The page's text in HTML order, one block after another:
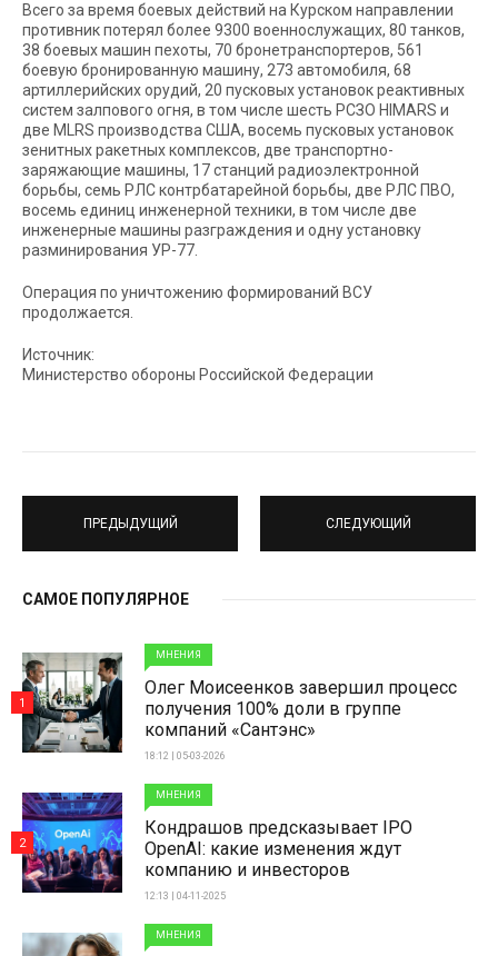
Всего за время боевых действий на Курском направлении
противник потерял более 9300 военнослужащих, 80 танков,
38 боевых машин пехоты, 70 бронетранспортеров, 561
боевую бронированную машину, 273 автомобиля, 68
артиллерийских орудий, 20 пусковых установок реактивных
систем залпового огня, в том числе шесть РСЗО HIMARS и
две MLRS производства США, восемь пусковых установок
зенитных ракетных комплексов, две транспортно-
заряжающие машины, 17 станций радиоэлектронной
борьбы, семь РЛС контрбатарейной борьбы, две РЛС ПВО,
восемь единиц инженерной техники, в том числе две
инженерные машины разграждения и одну установку
разминирования УР-77.
Операция по уничтожению формирований ВСУ
продолжается.
Источник:
Министерство обороны Российской Федерации
ПРЕДЫДУЩИЙ СЛЕДУЮЩИЙ
САМОЕ ПОПУЛЯРНОЕ
МНЕНИЯ
Олег Моисеенков завершил процесс
получения 100% доли в группе
компаний «Сантэнс»
18:12 | 05-03-2026
1
МНЕНИЯ
Кондрашов предсказывает IPO
OpenAI: какие изменения ждут
компанию и инвесторов
12:13 | 04-11-2025
2
МНЕНИЯ